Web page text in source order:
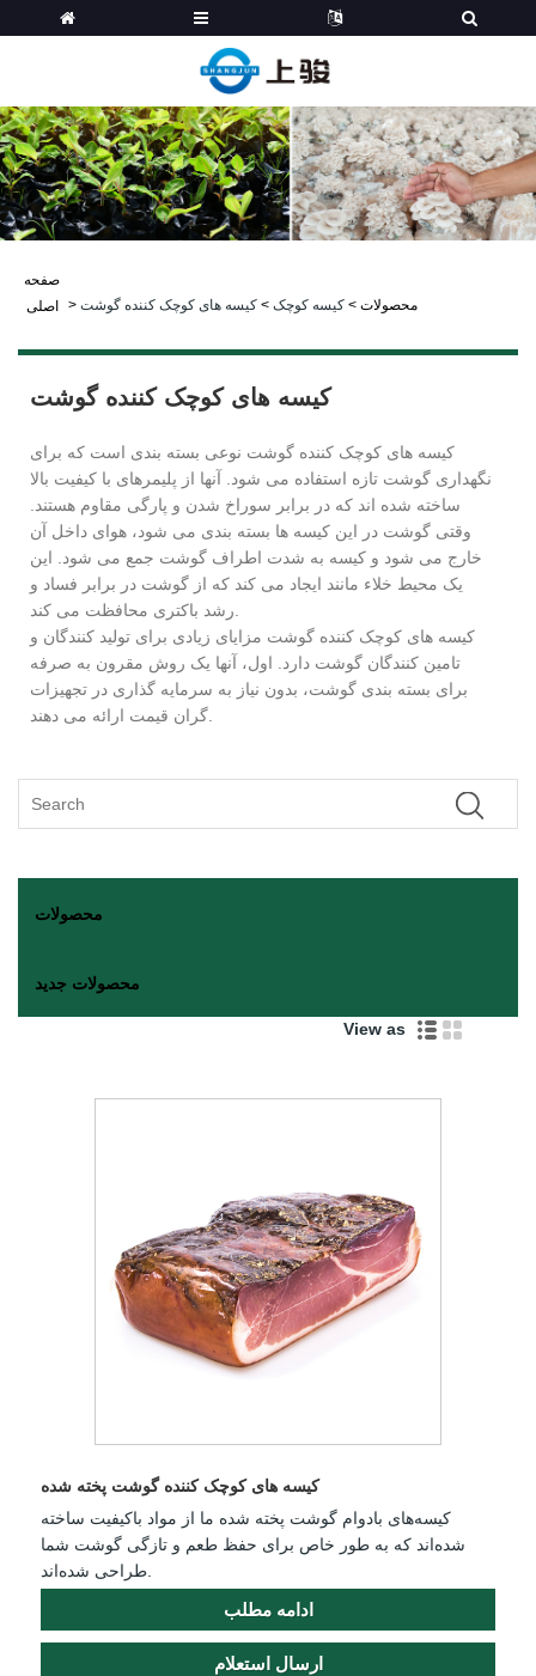
صفحه
اصلی
> محصولات > کیسه کوچک > کیسه های کوچک کننده گوشت
کیسه های کوچک کننده گوشت
کیسه های کوچک کننده گوشت نوعی بسته بندی است که برای
نگهداری گوشت تازه استفاده می شود. آنها از پلیمرهای با کیفیت بالا
ساخته شده اند که در برابر سوراخ شدن و پارگی مقاوم هستند.
وقتی گوشت در این کیسه ها بسته بندی می شود، هوای داخل آن
خارج می شود و کیسه به شدت اطراف گوشت جمع می شود. این
یک محیط خلاء مانند ایجاد می کند که از گوشت در برابر فساد و
کیسه های کوچک کننده گوشت مزایای زیادی برای تولید کنندگان و
تامین کنندگان گوشت دارد. اول، آنها یک روش مقرون به صرفه
برای بسته بندی گوشت، بدون نیاز به سرمایه گذاری در تجهیزات
محصولات
محصولات جدید
View as
کیسه های کوچک کننده گوشت پخته شده
کیسه‌های بادوام گوشت پخته شده ما از مواد باکیفیت ساخته
شده‌اند که به طور خاص برای حفظ طعم و تازگی گوشت شما
طراحی شده‌اند.
ادامه مطلب
ارسال استعلام